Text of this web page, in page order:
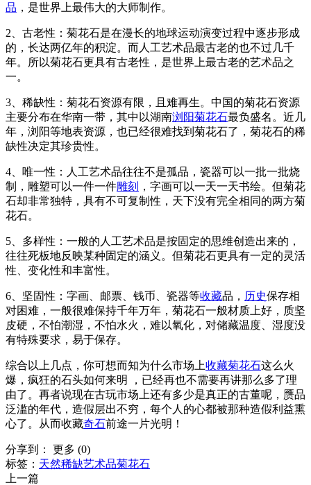
品 ，是世界上最伟大的大师制作。
2、古老性：菊花石是在漫长的地球运动演变过程中逐步形成
的，长达两亿年的积淀。而人工艺术品最古老的也不过几千
年。所以菊花石更具有古老性，是世界上最古老的艺术品之
一。
3、稀缺性：菊花石资源有限，且难再生。中国的菊花石资源
主要分布在华南一带，其中以湖南浏阳菊花石最负盛名。近几
年，浏阳等地表资源，也已经很难找到菊花石了，菊花石的稀
缺性决定其珍贵性。
4、唯一性：人工艺术品往往不是孤品，瓷器可以一批一批烧
制，雕塑可以一件一件雕刻
，字画可以一天一天书绘。但菊花
石却非常独特，具有不可复制性，天下没有完全相同的两方菊
花石。
5、多样性：一般的人工艺术品是按固定的思维创造出来的，
往往死板地反映某种固定的涵义。但菊花石更具有一定的灵活
性、变化性和丰富性。
6、坚固性：字画、邮票、钱币、瓷器等收藏品， 历史保存相
对困难，一般很难保持千年万年，菊花石一般材质上好，质坚
皮硬，不怕潮湿，不怕水火，难以氧化，对储藏温度、湿度没
有特殊要求，易于保存。
综合以上几点，你可想而知为什么市场上收藏菊花石这么火
爆，疯狂的石头如何来明 ，已经再也不需要再讲那么多了理
由了。再者说现在古玩市场上还有多少是真正的古董呢，赝品
泛滥的年代，造假层出不穷，每个人的心都被那种造假利益熏
心了。从而收藏奇石前途一片光明！
分享到： 更多 (0)
标签： 天然稀缺艺术品菊花石
上一篇